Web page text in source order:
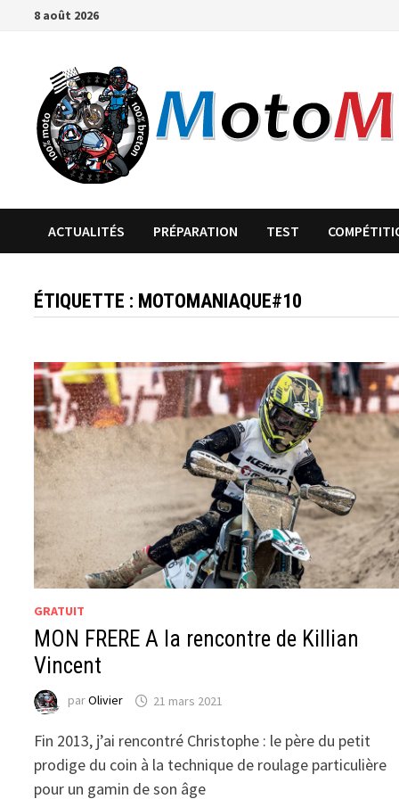
Passer8 août 2026
ACTUALITÉS PRÉPARATION TEST
ÉTIQUETTE : MOTOMANIAQUE#10
GRATUIT
MON FRERE A la rencontre de Killian
Vincent
parOlivier 21 mars 2021
Fin 2013, j’ai rencontré Christophe : le père du petit
prodige du coin à la technique de roulage particulière
pour un gamin de son âge